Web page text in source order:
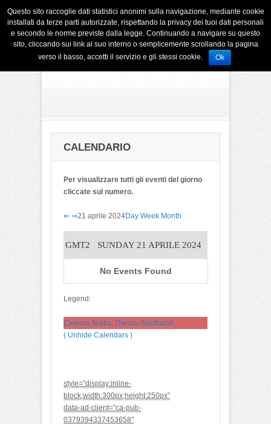
CALENDARIO
Per visualizzare tutti gli eventi del giorno
cliccate sul numero.
⇐ ⇒21 aprile 2024Day Week Month
GMT2 SUNDAY 21 APRILE 2024
No Events Found
Legend:
Cinema,Teatro, Danza, Spettacoli
( Unhide Calendars )
style=”display:inline-
block;width:300px;height:250px”
data-ad-client=”ca-pub-
0379394337453658″
Questo sito raccoglie dati statistici anonimi sulla navigazione, mediante cookie
installati da terze parti autorizzate, rispettando la privacy dei tuoi dati personali
e secondo le norme previste dalla legge. Continuando a navigare su questo
sito, cliccando sui link al suo interno o semplicemente scrollando la pagina
verso il basso, accetti il servizio e gli stessi cookie.
Ok